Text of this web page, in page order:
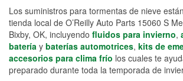
Los suministros para tormentas de nieve
tienda local de O’Reilly Auto Parts 15060 S
Bixby, OK, incluyendo fluidos para invierno,
batería y baterías automotrices, kits de
accesorios para clima frío los cuales te
preparado durante toda la temporada de